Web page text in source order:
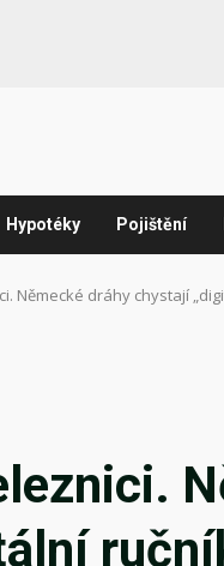
Hypotéky Pojištění
Německé dráhy chystají